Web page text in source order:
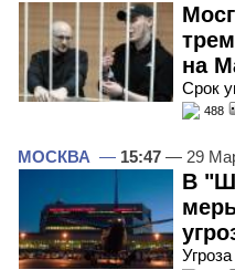
на
Срок
488
МОСКВА — 15:47 — 29
В